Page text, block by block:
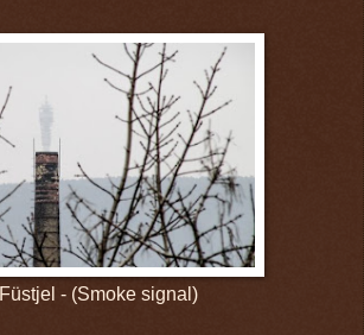
Füstjel - (Smoke signal)